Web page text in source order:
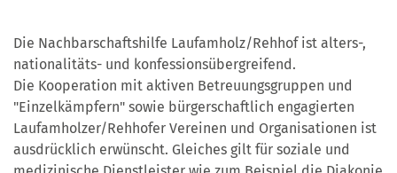
Die Nachbarschaftshilfe Laufamholz/Rehhof ist alters-,
nationalitäts- und konfessionsübergreifend.
Die Kooperation mit aktiven Betreuungsgruppen und
"Einzelkämpfern" sowie bürgerschaftlich engagierten
Laufamholzer/Rehhofer Vereinen und Organisationen ist
ausdrücklich erwünscht. Gleiches gilt für soziale und